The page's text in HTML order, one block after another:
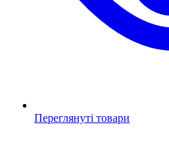
Переглянуті товари